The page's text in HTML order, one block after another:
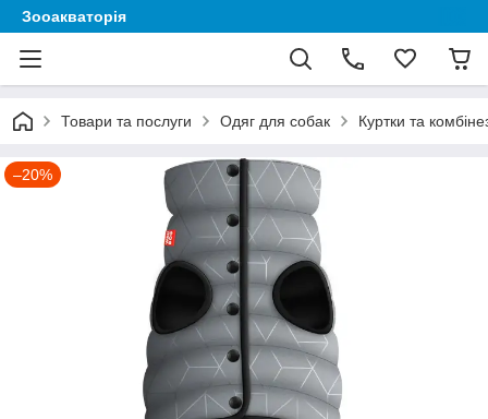
Зооакваторія
Товари та послуги Одяг для собак Куртки та
–20%